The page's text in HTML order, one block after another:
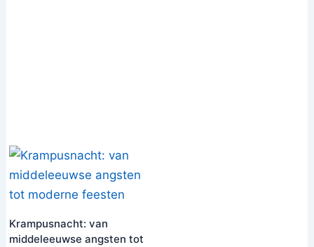
Krampusnacht: van
middeleeuwse angsten tot